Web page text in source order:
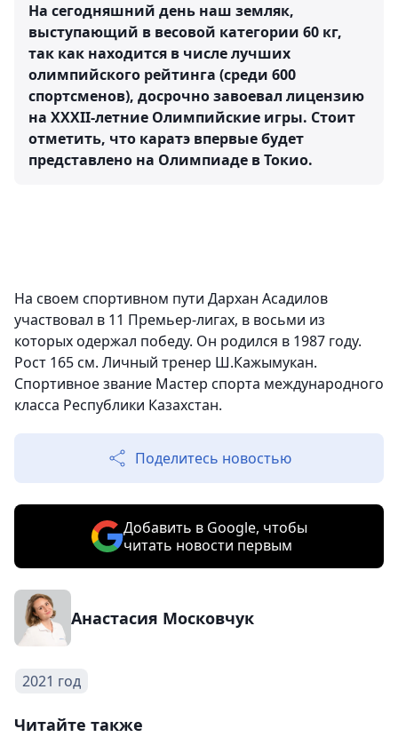
На сегодняшний день наш земляк,
выступающий в весовой категории 60 кг,
так как находится в числе лучших
олимпийского рейтинга (среди 600
спортсменов), досрочно завоевал лицензию
на XXXII-летние Олимпийские игры. Стоит
отметить, что каратэ впервые будет
представлено на Олимпиаде в Токио.
На своем спортивном пути Дархан Асадилов
участвовал в 11 Премьер-лигах, в восьми из
которых одержал победу. Он родился в 1987 году.
Рост 165 см. Личный тренер Ш.Кажымукан.
Спортивное звание Мастер спорта международного
класса Республики Казахстан.
Поделитесь новостью
Добавить в Google, чтобы
читать новости первым
Анастасия Московчук
2021 год
Читайте также